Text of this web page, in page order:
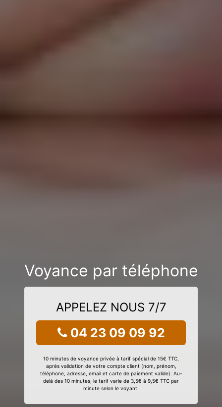
Voyance par téléphone
APPELEZ NOUS 7/7
04 23 09 09 92
10 minutes de voyance privée à tarif spécial de 15€ TTC,
après validation de votre compte client (nom, prénom,
téléphone, adresse, email et carte de paiement valide). Au-
delà des 10 minutes, le tarif varie de 3,5€ à 9,5€ TTC par
minute selon le voyant.